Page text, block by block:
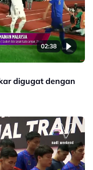
02:38
digugat dengan